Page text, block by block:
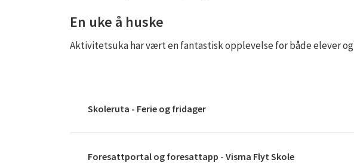
En uke å huske
Aktivitetsuka har vært en fantastisk opplevelse for både elever
Skoleruta - Ferie og fridager
Foresattportal og foresattapp - Visma Flyt Skole